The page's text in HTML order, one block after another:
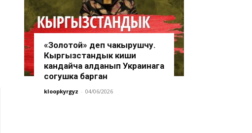
«Золотой» деп чакырушчу.
Кыргызстандык киши
кандайча алданып Украинага
согушка барган
kloopkyrgyz - 04/06/2026